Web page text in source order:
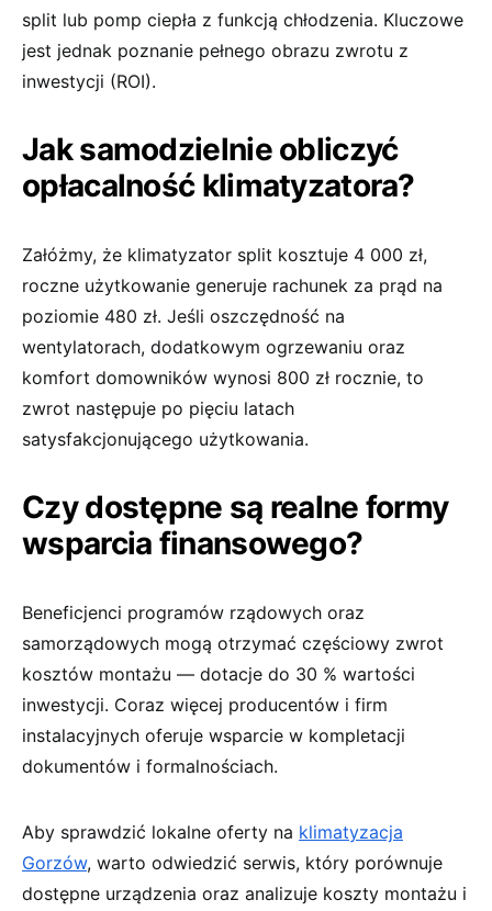
split lub pomp ciepła z funkcją chłodzenia. Kluczowe
jest jednak poznanie pełnego obrazu zwrotu z
inwestycji (ROI).
Jak samodzielnie obliczyć
opłacalność klimatyzatora?
Załóżmy, że klimatyzator split kosztuje 4 000 zł,
roczne użytkowanie generuje rachunek za prąd na
poziomie 480 zł. Jeśli oszczędność na
wentylatorach, dodatkowym ogrzewaniu oraz
komfort domowników wynosi 800 zł rocznie, to
zwrot następuje po pięciu latach
satysfakcjonującego użytkowania.
Czy dostępne są realne formy
wsparcia finansowego?
Beneficjenci programów rządowych oraz
samorządowych mogą otrzymać częściowy zwrot
kosztów montażu — dotacje do 30 % wartości
inwestycji. Coraz więcej producentów i firm
instalacyjnych oferuje wsparcie w kompletacji
dokumentów i formalnościach.
Aby sprawdzić lokalne oferty na klimatyzacja
Gorzów, warto odwiedzić serwis, który porównuje
dostępne urządzenia oraz analizuje koszty montażu i